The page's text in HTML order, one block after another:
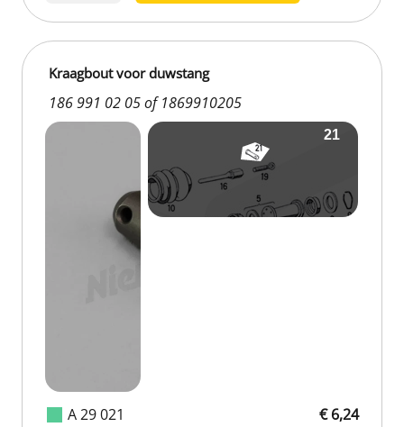
A 29 021
Kraagbout voor duwstang
186 991 02 05 of 1869910205
€ 6,24